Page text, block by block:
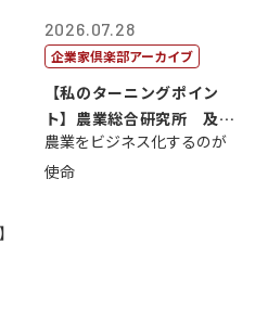
2026.07.28
企業家倶楽部アーカイブ
【私のターニングポイン
ト】農業総合研究所 及川
智正
農業をビジネス化するのが
使命